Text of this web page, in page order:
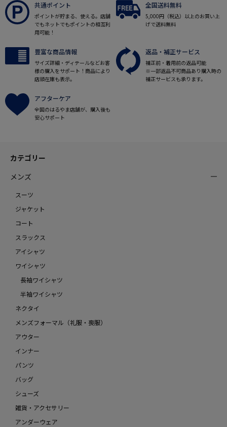
共通ポイント
ポイントが貯まる、使える。店舗
でもネットでもポイントの相互利
用可能！
全国送料無料
5,000円（税込）以上のお買い上
げで送料無料
豊富な商品情報
サイズ詳細・ディテールなどお客
様の購入をサポート！商品により
店頭在庫も表示。
返品・補正サービス
補正前・着用前の返品可能
※一部返品不可商品あり購入時の
補正サービスも承ります。
アフターケア
全国のはるやま店舗が、購入後も
安心サポート
カテゴリー
メンズ
スーツ
ジャケット
コート
スラックス
アイシャツ
ワイシャツ
長袖ワイシャツ
半袖ワイシャツ
ネクタイ
メンズフォーマル（礼服・喪服）
アウター
インナー
パンツ
バッグ
シューズ
雑貨・アクセサリー
アンダーウェア